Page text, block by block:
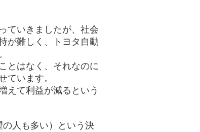
ていきましたが、社会
が難しく、トヨタ自動
とはなく、それなのに
ています。
えて利益が減るという
の人も多い）という決